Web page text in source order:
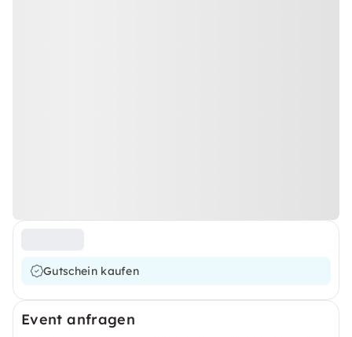
Gutschein kaufen
Event anfragen